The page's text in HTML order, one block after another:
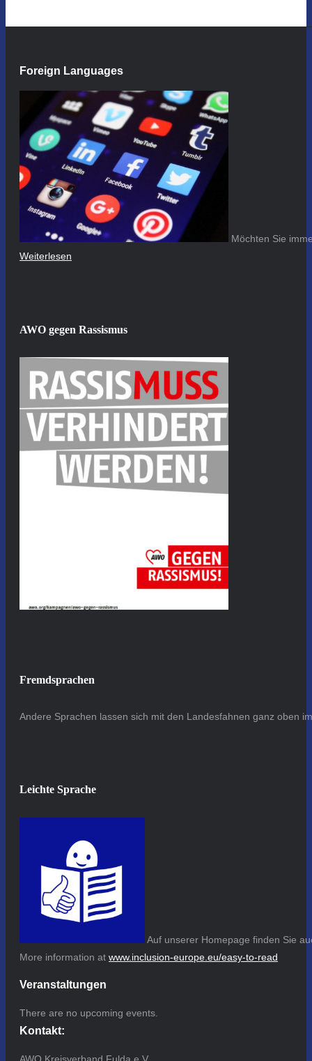
Foreign Languages
Möchten Sie
Weiterlesen
AWO gegen Rassismus
Fremdsprachen
Andere Sprachen lassen sich mit den Landesfahnen ganz oben
Leichte Sprache
Auf unserer Homepage finden Sie
More information at www.inclusion-europe.eu/easy-to-read
Veranstaltungen
There are no upcoming events.
Kontakt:
AWO Kreisverband Fulda e.V.